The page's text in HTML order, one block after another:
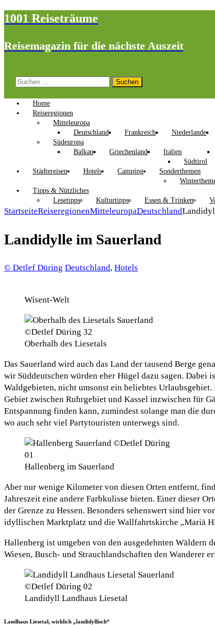
1001 Reiseträume
Reisemagazin für die nächste Auszeit
Suchen
Home
Reiseregionen
Mitteleuropa
Deutschland
Frankreich Niederlande
Südeuropa
Balkan
Griechenland
Italien
Südtirol
Städtereisen
Hotels Camping
Sonderthemen
Tipps & Nützliches
Lesetipps
Kulturtipps Essen & Trinken
StartseiteReiseregionenMitteleuropaDeutschland
Landidylle im Sauerland
© Detlef Düring Deutschland, Hotels
Wisent-Welt
Oberhalb des Liesetals
Das Sauerland wird auch das Land der tausend Berge
wir Süddeutschen würden eher Hügel dazu sagen.
Waldgebieten, nicht umsonst ein beliebtes
Gebiet zwischen Ruhrgebiet und Kassel inzwischen für
Entspannung finden kann, zumindest solange man die
wo auch sehr viel Partytouristen unterwegs sind.
Hallenberg im Sauerland
Aber nur wenige Kilometer von diesen Orten entfernt,
Jahreszeit eine andere Farbkulisse bieten. Einer dieser
der Grenze zu Hessen. Besonders sehenswert sind hier
idyllischen Marktplatz und die Wallfahrtskirche „Mariä
Hallenberg ist umgeben von den ausgedehnten Wäldern
Wiesen, Busch- und Strauchlandschaften den Wanderer
Landidyll Landhaus Liesetal
Landhaus Liesetal, wirklich „landidyllisch“